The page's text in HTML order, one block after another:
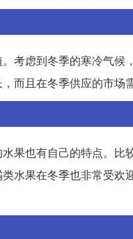
考虑到冬季的寒冷气
而且在冬季供应的市场
果也有自己的特点。
水果在冬季也非常受